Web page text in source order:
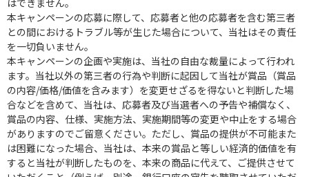
はできません。
本キャンペーンの応募に際して、応募者と他の応募者を含む第三者
との間におけるトラブル等が生じた場合について、当社はその責任
を一切負いません。
本キャンペーンの企画や実施は、当社の自由な裁量によって行われ
ます。当社以外の第三者の行為や判断に起因して当社が賞品（賞品
の内容/価格/価値を含みます）を変更せざるを得ないと判断した場
合などを含めて、当社は、応募者及び当選者への予告や補償なく、
賞品の内容、仕様、実施方法、実施期間等の変更や中止をする場合
がありますのでご留意ください。ただし、賞品の提供が不可能また
は困難になった場合、当社は、本来の賞品と等しい経済的価値を有
すると当社が判断したものを、本来の商品に代えて、ご提供させて